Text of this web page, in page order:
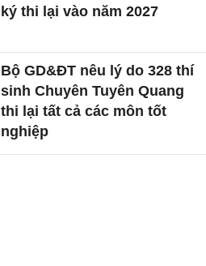
ký thi lại vào năm 2027
Bộ GD&ĐT nêu lý do 328 thí
sinh Chuyên Tuyên Quang
thi lại tất cả các môn tốt
nghiệp